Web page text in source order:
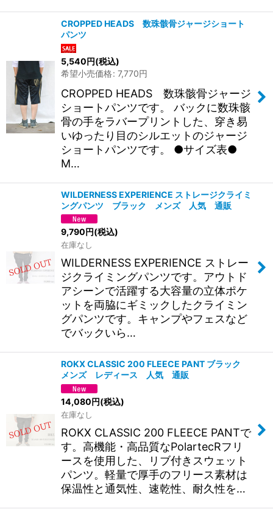
CROPPED HEADS 数珠骸骨ジャージショート
パンツ
5,540円(税込)
希望小売価格: 7,770円
CROPPED HEADS 数珠骸骨ジャージ
ショートパンツです。 バックに数珠骸
骨の手をラバープリントした、穿き易
いゆったり目のシルエットのジャージ
ショートパンツです。 ●サイズ表●
M…
WILDERNESS EXPERIENCE ストレージクライミ
ングパンツ ブラック メンズ 人気 通販
9,790円(税込)
在庫なし
WILDERNESS EXPERIENCE ストレー
ジクライミングパンツです。アウトド
アシーンで活躍する大容量の立体ポケ
ットを両脇にギミックしたクライミン
グパンツです。キャンプやフェスなど
でバックいら…
ROKX CLASSIC 200 FLEECE PANT ブラック
メンズ レディース 人気 通販
14,080円(税込)
在庫なし
ROKX CLASSIC 200 FLEECE PANTで
す。高機能・高品質なPolartecRフリ
ースを使用した、リブ付きスウェット
パンツ。軽量で厚手のフリース素材は
保温性と通気性、速乾性、耐久性を…